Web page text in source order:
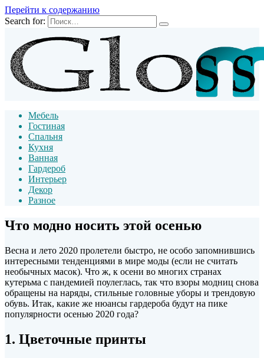
Перейти к содержанию
Search for:
Мебель
Гостиная
Спальня
Кухня
Ванная
Гардероб
Интерьер
Декор
Разное
Что модно носить этой осенью
Весна и лето 2020 пролетели быстро, не особо запомнившись
интересными тенденциями в мире моды (если не считать
необычных масок). Что ж, к осени во многих странах
кутерьма с пандемией поулеглась, так что взоры модниц снова
обращены на наряды, стильные головные уборы и трендовую
обувь. Итак, какие же нюансы гардероба будут на пике
популярности осенью 2020 года?
1. Цветочные принты